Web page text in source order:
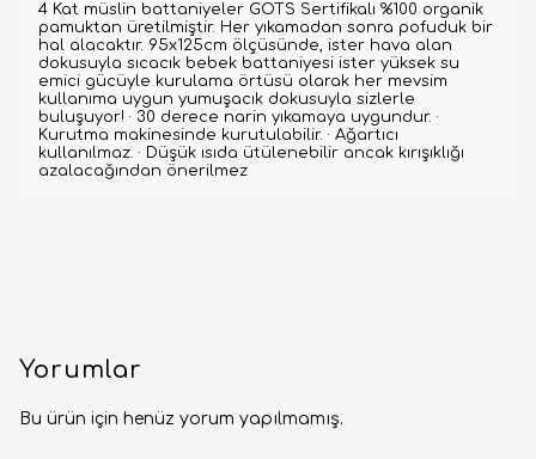
4 Kat müslin battaniyeler GOTS Sertifikalı %100 organik
pamuktan üretilmiştir. Her yıkamadan sonra pofuduk bir
hal alacaktır. 95x125cm ölçüsünde, ister hava alan
dokusuyla sıcacık bebek battaniyesi ister yüksek su
emici gücüyle kurulama örtüsü olarak her mevsim
kullanıma uygun yumuşacık dokusuyla sizlerle
buluşuyor! · 30 derece narin yıkamaya uygundur. ·
Kurutma makinesinde kurutulabilir. · Ağartıcı
kullanılmaz. · Düşük ısıda ütülenebilir ancak kırışıklığı
azalacağından önerilmez
Yorumlar
Bu ürün için henüz yorum yapılmamış.